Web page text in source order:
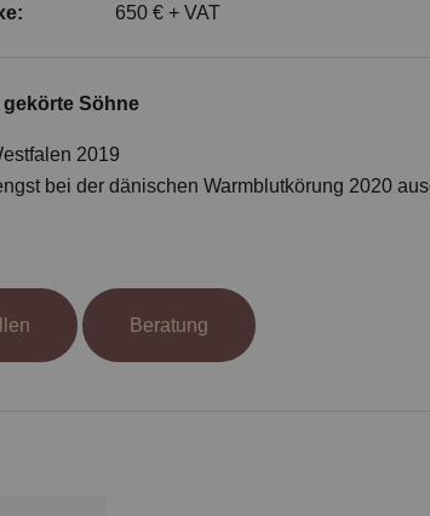
650 € + VAT
gekörte Söhne
2019
bei der dänischen Warmblutkörung 2020
Beratung